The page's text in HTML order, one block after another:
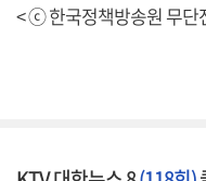
< ⓒ 한국정책방송원 무단